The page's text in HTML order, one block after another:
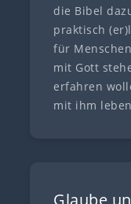
die Bibel
praktisch
für
mit Gott
erfahren
mit ihm
Glaube